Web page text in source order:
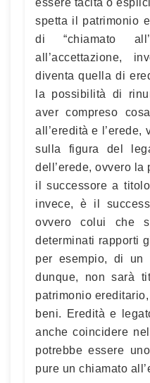
essere tacita o
spetta il patrimonio
di “chiamato
all’accettazione,
diventa quella di
la possibilità di
aver compreso
all’eredità e l’erede,
sulla figura del
dell’erede, ovvero la
il successore a
invece, è il
ovvero colui che
determinati rapporti
per esempio, di un
dunque, non sarà
patrimonio
beni. Eredità e
anche coincidere
potrebbe essere
pure un chiamato